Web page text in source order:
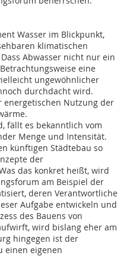
Wasser im Blickpunkt,
klimatischen
Abwasser nicht nur ein
eine
ungewöhnlicher
durchdacht wird.
energetischen Nutzung der
fällt es bekanntlich vom
Menge und Intensität.
künftigen Städtebau so
der
das konkret heißt, wird
am Beispiel der
deren Verantwortliche
Aufgabe entwickeln und
des Bauens von
wird bislang eher am
hingegen ist der
einen eigenen